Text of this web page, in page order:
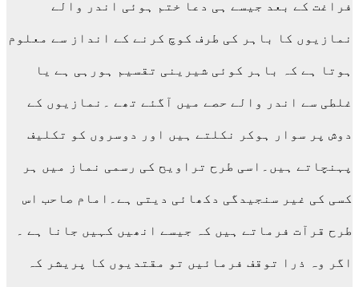
فراغت کے بعد جیسے ہی دعا ختم ہوئی اندر والے
نمازیوں کا باہر کی طرف کوچ کرنے کے انداز سے معلوم
ہوتا ہے کہ باہر کوئی شیرینی تقسیم ہورہی ہے یا
غلطی سے اندر والے حصے میں آگئے تھے ۔نمازیوں کے
دوش پر سوار ہوکر نکلتے ہیں اور دوسروں کو تکلیف
پہنچاتے ہیں۔اسی طرح تراویح کی رسمی نماز میں ہر
کسی کی غیر سنجیدگی دکھائی دیتی ہے۔امام صاحب اس
طرح قرآت فرماتے ہیں کہ جیسے انھیں کہیں جانا ہے ۔
اگر وہ ذرا توقف فرمائیں تو مقتدیوں کا پریشر کہ